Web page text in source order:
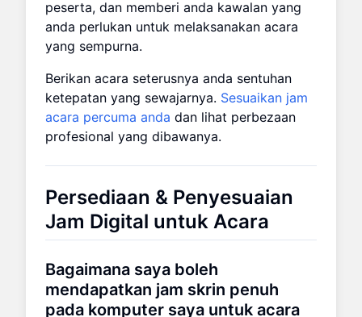
peserta, dan memberi anda kawalan yang
anda perlukan untuk melaksanakan acara
yang sempurna.
Berikan acara seterusnya anda sentuhan
ketepatan yang sewajarnya. Sesuaikan jam
acara percuma anda dan lihat perbezaan
profesional yang dibawanya.
Persediaan & Penyesuaian
Jam Digital untuk Acara
Bagaimana saya boleh
mendapatkan jam skrin penuh
pada komputer saya untuk acara